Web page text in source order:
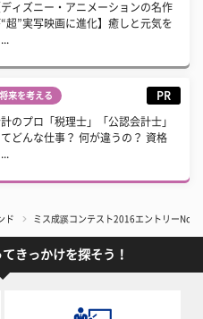
ディズニー・アニメーションの名作
“超”実写映画に進化】癒しと元気を
将来を考える PR
のプロ「税理士」「公認会計士」
てどんな仕事？ 何が違うの？ 資格
ド ミス成蹊コンテスト2016エントリーNo.2
きっかけを探そう！